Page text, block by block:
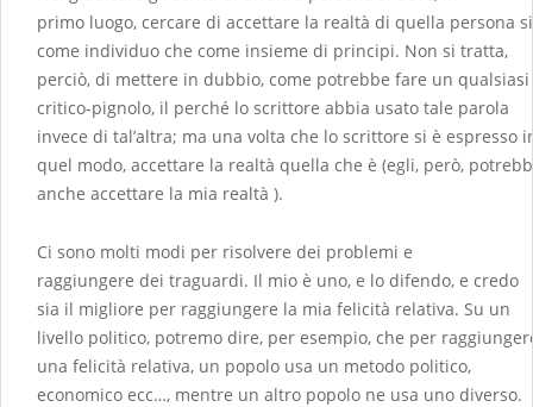
primo luogo, cercare di accettare la realtà di quella persona
come individuo che come insieme di principi. Non si tratta,
perciò, di mettere in dubbio, come potrebbe fare un qualsiasi
critico-pignolo, il perché lo scrittore abbia usato tale parola
invece di tal’altra; ma una volta che lo scrittore si è espresso
quel modo, accettare la realtà quella che è (egli, però,
anche accettare la mia realtà ).
Ci sono molti modi per risolvere dei problemi e
raggiungere dei traguardi. Il mio è uno, e lo difendo, e credo
sia il migliore per raggiungere la mia felicità relativa. Su un
livello politico, potremo dire, per esempio, che per
una felicità relativa, un popolo usa un metodo politico,
economico ecc…, mentre un altro popolo ne usa uno diverso.